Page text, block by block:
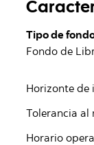
Tipo de
Fondo de
Horizonte de
Tolerancia
Horario